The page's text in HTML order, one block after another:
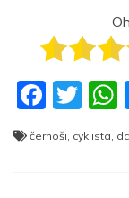
F
a
c
T
w
itt
h
černoši cyklista